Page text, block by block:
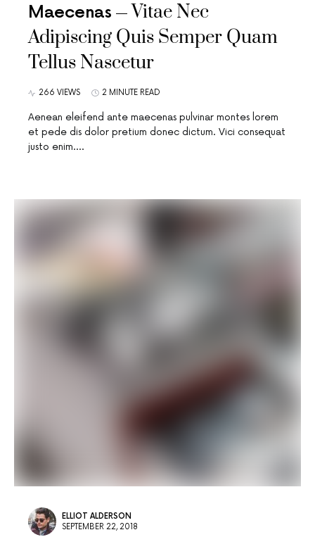
Maecenas
Vitae Nec
Adipiscing Quis Semper Quam
Tellus Nascetur
266 VIEWS 2 MINUTE READ
Aenean eleifend ante maecenas pulvinar montes lorem
et pede dis dolor pretium donec dictum. Vici consequat
justo enim.…
ELLIOT ALDERSON
SEPTEMBER 22, 2018